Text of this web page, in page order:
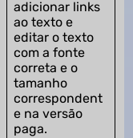
adicionar links
ao texto e
editar o texto
com a fonte
correta e o
tamanho
correspondent
e na versão
paga.